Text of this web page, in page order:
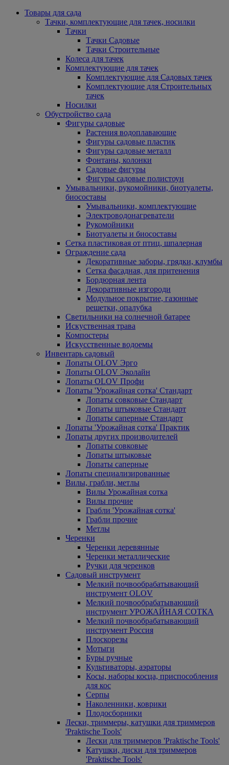
Товары для сада
Тачки, комплектующие для тачек, носилки
Тачки
Тачки Садовые
Тачки Строительные
Колеса для тачек
Комплектующие для тачек
Комплектующие для Садовых тачек
Комплектующие для Строительных
тачек
Носилки
Обустройство сада
Фигуры садовые
Растения водоплавающие
Фигуры садовые пластик
Фигуры садовые металл
Фонтаны, колонки
Садовые фигуры
Фигуры садовые полистоун
Умывальники, рукомойники, биотуалеты,
биосоставы
Умывальники, комплектующие
Электроводонагреватели
Рукомойники
Биотуалеты и биосоставы
Сетка пластиковая от птиц, шпалерная
Ограждение сада
Декоративные заборы, грядки, клумбы
Сетка фасадная, для притенения
Бордюрная лента
Декоративные изгороди
Модульное покрытие, газонные
решетки, опалубка
Светильники на солнечной батарее
Искуственная трава
Компостеры
Искусственные водоемы
Инвентарь садовый
Лопаты OLOV Эрго
Лопаты OLOV Эколайн
Лопаты OLOV Профи
Лопаты 'Урожайная сотка' Стандарт
Лопаты совковые Стандарт
Лопаты штыковые Стандарт
Лопаты саперные Стандарт
Лопаты 'Урожайная сотка' Практик
Лопаты других производителей
Лопаты совковые
Лопаты штыковые
Лопаты саперные
Лопаты специализированные
Вилы, грабли, метлы
Вилы Урожайная сотка
Вилы прочие
Грабли 'Урожайная сотка'
Грабли прочие
Метлы
Черенки
Черенки деревянные
Черенки металлические
Ручки для черенков
Садовый инструмент
Мелкий почвообрабатывающий
инструмент OLOV
Мелкий почвообрабатывающий
инструмент УРОЖАЙНАЯ СОТКА
Мелкий почвообрабатывающий
инструмент Россия
Плоскорезы
Мотыги
Буры ручные
Культиваторы, аэраторы
Косы, наборы косца, приспособления
для кос
Серпы
Наколенники, коврики
Плодосборники
Лески, триммеры, катушки для триммеров
'Praktische Tools'
Лески для триммеров 'Praktische Tools'
Катушки, диски для триммеров
'Praktische Tools'